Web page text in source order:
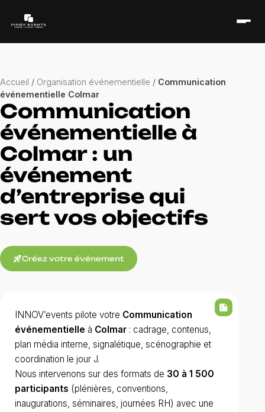
Accueil / Organisation événementielle / Communication
événementielle Colmar
Communication
événementielle à
Colmar : un
événement
d’entreprise qui
sert vos objectifs
rocket_launchCréez votre événement
INNOV’events pilote votre Communication
événementielle à Colmar : cadrage, contenus,
plan média interne, signalétique, scénographie et
coordination le jour J.
Nous intervenons sur des formats de 30 à 1 500
participants (plénières, conventions,
inaugurations, séminaires, journées RH) avec une
summarize